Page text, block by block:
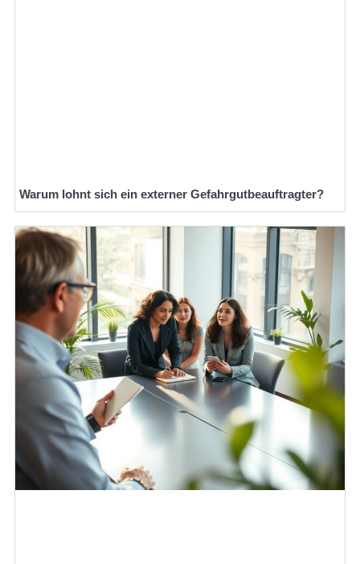
Warum lohnt sich ein externer Gefahrgutbeauftragter?